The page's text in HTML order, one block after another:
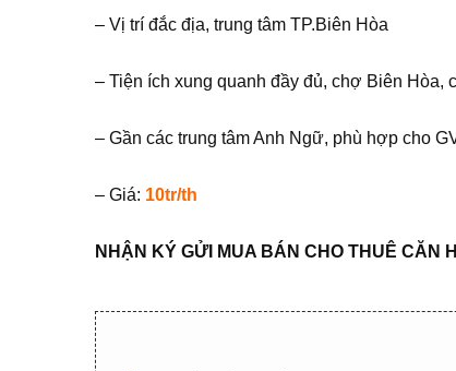
– Vị trí đắc địa, trung tâm TP.Biên Hòa
– Tiện ích xung quanh đầy đủ, chợ Biên
– Gần các trung tâm Anh Ngữ, phù hợp cho
– Giá: 10tr/th
NHẬN KÝ GỬI MUA BÁN CHO THUÊ CĂN